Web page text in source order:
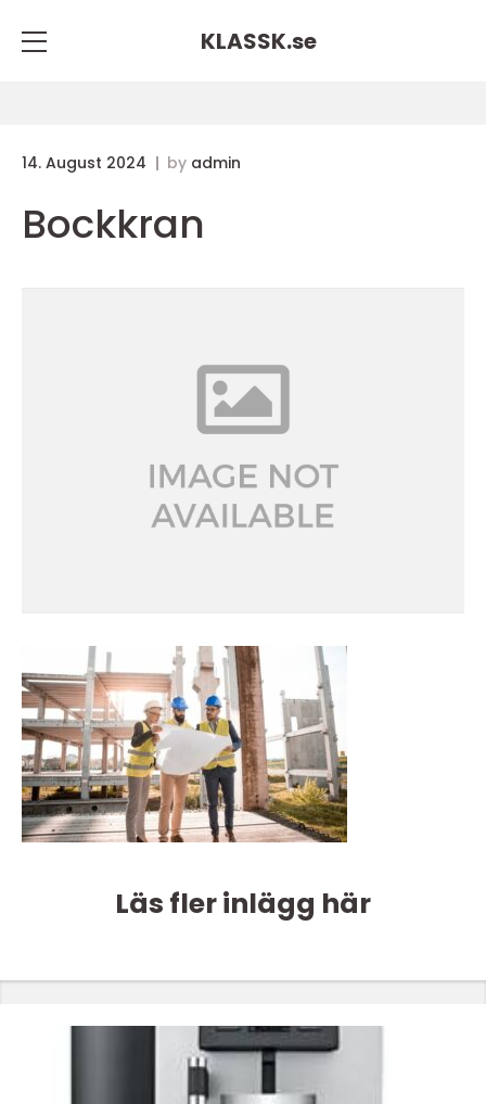
KLASSK.se
14. August 2024 by admin
Bockkran
Läs fler inlägg här